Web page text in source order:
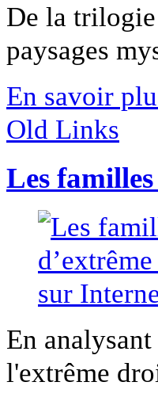
De la trilogie
paysages
En savoir
Old Links
Les
En
l'extrême